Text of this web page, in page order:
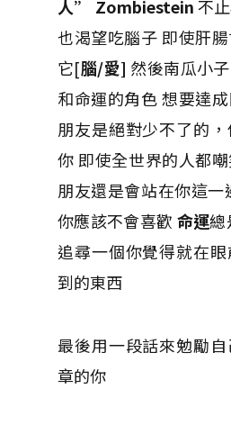
人” Zombiestein不
也渴望吃腦子 即使肝
它[腦/愛] 然後南瓜小
和命運的角色 想要達
朋友是絕對少不了的
你 即使全世界的人都
朋友還是會站在你這一
你應該不會喜歡 命運總
追尋一個你覺得就在
到的東西
最後用一段話來勉勵
章的你